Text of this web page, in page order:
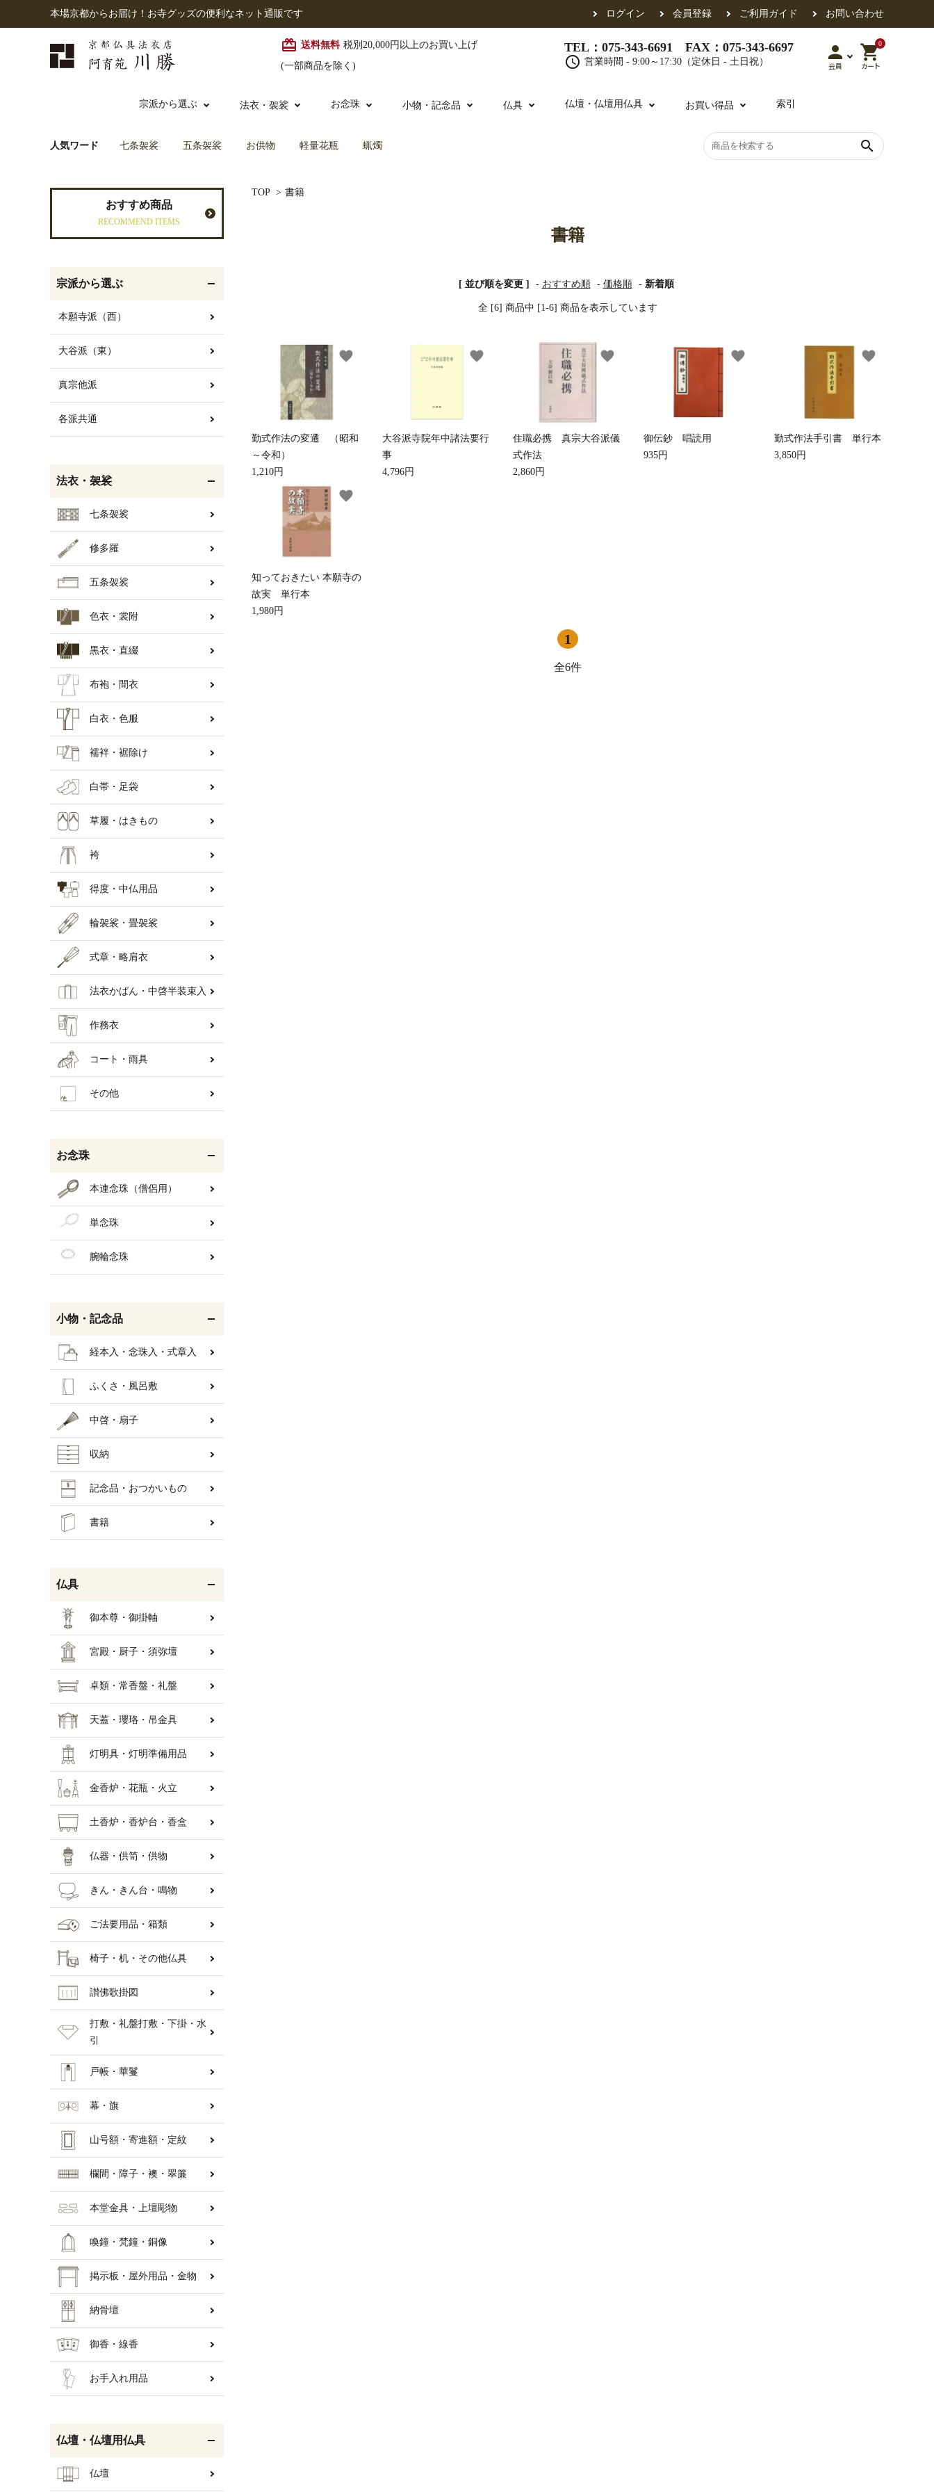
本場京都からお届け！お寺グッズの便利なネット通販です ログイン 会員登録 ご利用ガイド お問い合わせ
card_giftcard 送料無料 税別20,000円以上のお買い上げ
(一部商品を除く)
TEL：075-343-6691 FAX：075-343-6697
schedule 営業時間 - 9:00～17:30（定休日 - 土日祝） person
会員
0
shopping_cart
カート
宗派から選ぶ
本願寺派（西） 大谷派（東） 各派共通
法衣・袈裟
白衣・色服
草履・はきもの 袴
式章・略肩衣
お念珠
本連念珠（僧侶用）
小物・記念品 仏具
土香炉・香炉台・香盒
ご法要用品・箱類 椅子・机・その他仏具
戸帳・華鬘 山号額・寄進額・定紋
欄間・障子・襖・翠簾
納骨壇
仏壇・仏壇用仏具 お買い得品 索引
人気ワード 七条袈裟 五条袈裟 お供物 軽量花瓶 蝋燭 search
TOP > 書籍
書籍
[ 並び順を変更 ] - おすすめ順 - 価格順 - 新着順
全 [6] 商品中 [1-6] 商品を表示しています
勤式作法の変遷 （昭和
～令和）
1,210円
favorite
大谷派寺院年中諸法要行
事
4,796円
favorite
住職必携 真宗大谷派儀
式作法
2,860円
favorite
御伝鈔 唱読用
935円
favorite
勤式作法手引書 単行本
3,850円
favorite
知っておきたい 本願寺の
故実 単行本
1,980円
favorite
1
全6件
おすすめ商品
RECOMMEND ITEMS
宗派から選ぶ
本願寺派（西）
大谷派（東）
真宗他派
各派共通
法衣・袈裟
七条袈裟
修多羅
五条袈裟
色衣・裳附
黒衣・直綴
布袍・間衣
白衣・色服
襦袢・裾除け
白帯・足袋
草履・はきもの
袴
得度・中仏用品
輪袈裟・畳袈裟
式章・略肩衣
法衣かばん・中啓半装束入
作務衣
コート・雨具
その他
お念珠
本連念珠（僧侶用）
単念珠
腕輪念珠
小物・記念品
経本入・念珠入・式章入
ふくさ・風呂敷
中啓・扇子
収納
記念品・おつかいもの
書籍
仏具
御本尊・御掛軸
宮殿・厨子・須弥壇
卓類・常香盤・礼盤
天蓋・瓔珞・吊金具
灯明具・灯明準備用品
金香炉・花瓶・火立
土香炉・香炉台・香盒
仏器・供笥・供物
きん・きん台・鳴物
ご法要用品・箱類
椅子・机・その他仏具
讃佛歌掛図
打敷・礼盤打敷・下掛・水
引
戸帳・華鬘
幕・旗
山号額・寄進額・定紋
欄間・障子・襖・翠簾
本堂金具・上壇彫物
喚鐘・梵鐘・銅像
掲示板・屋外用品・金物
納骨壇
御香・線香
お手入れ用品
仏壇・仏壇用仏具
仏壇